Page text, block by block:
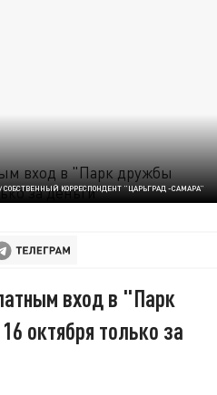
КОРРЕСПОНДЕНТ "ЦАРЬГРАД -САМАРА"
вход в "Парк
октября только за